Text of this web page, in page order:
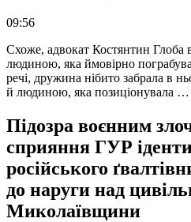
09:56
Схоже, адвокат Костянтин Глоба
людиною, яка ймовірно
речі, дружина нібито забрала в
й людиною, яка позиціонувала …
Підозра воєнним
сприяння ГУР
російського
до наруги над
Миколаївщини